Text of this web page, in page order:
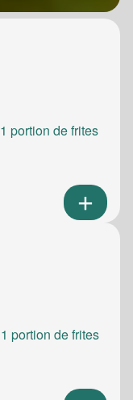
portion de frites
portion de frites